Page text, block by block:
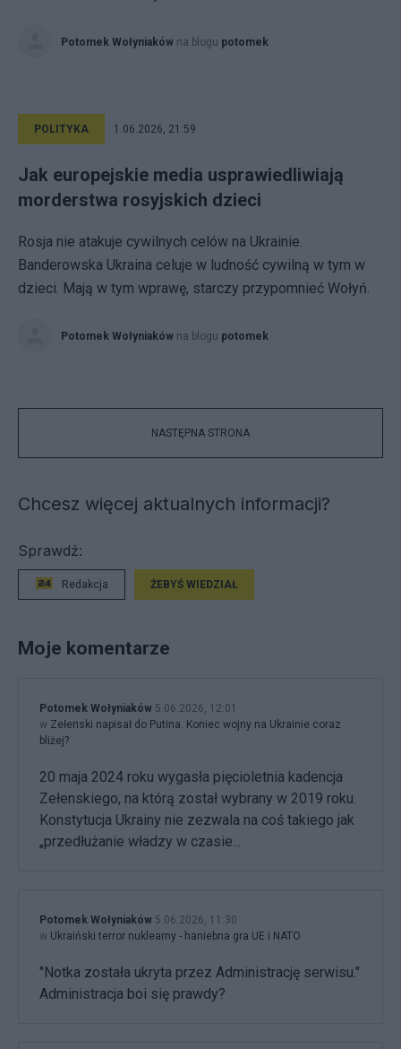
Potomek Wołyniaków na blogu potomek
POLITYKA 1.06.2026, 21:59
Jak europejskie media usprawiedliwiają
morderstwa rosyjskich dzieci
Rosja nie atakuje cywilnych celów na Ukrainie.
Banderowska Ukraina celuje w ludność cywilną w tym w
dzieci. Mają w tym wprawę, starczy przypomnieć Wołyń.
Potomek Wołyniaków na blogu potomek
NASTĘPNA STRONA
Chcesz więcej aktualnych informacji?
Sprawdź:
Redakcja ŻEBYŚ WIEDZIAŁ
Moje komentarze
Potomek Wołyniaków 5.06.2026, 12:01
w Zełenski napisał do Putina. Koniec wojny na Ukrainie coraz
bliżej?
20 maja 2024 roku wygasła pięcioletnia kadencja
Zełenskiego, na którą został wybrany w 2019 roku.
Konstytucja Ukrainy nie zezwala na coś takiego jak
„przedłużanie władzy w czasie...
Potomek Wołyniaków 5.06.2026, 11:30
w Ukraiński terror nuklearny - haniebna gra UE i NATO
"Notka została ukryta przez Administrację serwisu."
Administracja boi się prawdy?